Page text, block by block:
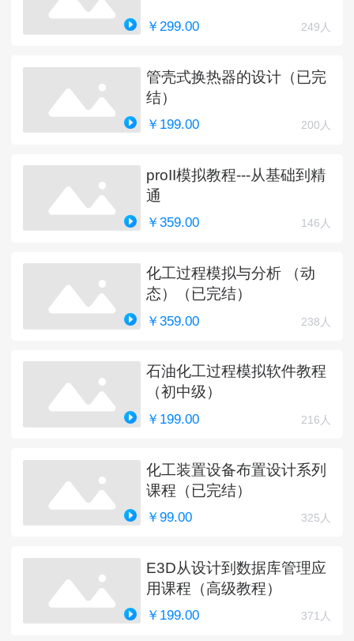
￥299.00 249人
管壳式换热器的设计（已完
结）
￥199.00 200人
proII模拟教程---从基础到精
通
￥359.00 146人
化工过程模拟与分析 （动
态）（已完结）
￥359.00 238人
石油化工过程模拟软件教程
（初中级）
￥199.00 216人
化工装置设备布置设计系列
课程（已完结）
￥99.00 325人
E3D从设计到数据库管理应
用课程（高级教程）
￥199.00 371人